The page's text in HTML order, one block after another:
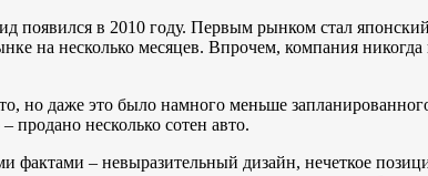
появился в 2010 году. Первым рынком стал
на несколько месяцев. Впрочем, компания
даже это было намного меньше
несколько сотен авто.
фактами – невыразительный дизайн, нечеткое